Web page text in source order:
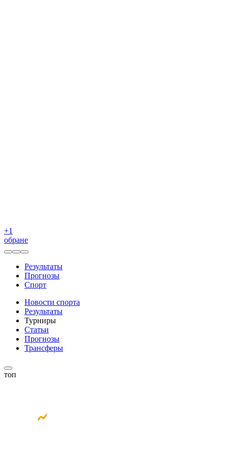
+1
обране
Результаты
Прогнозы
Спорт
Новости спорта
Результаты
Турниры
Статьи
Прогнозы
Трансферы
топ